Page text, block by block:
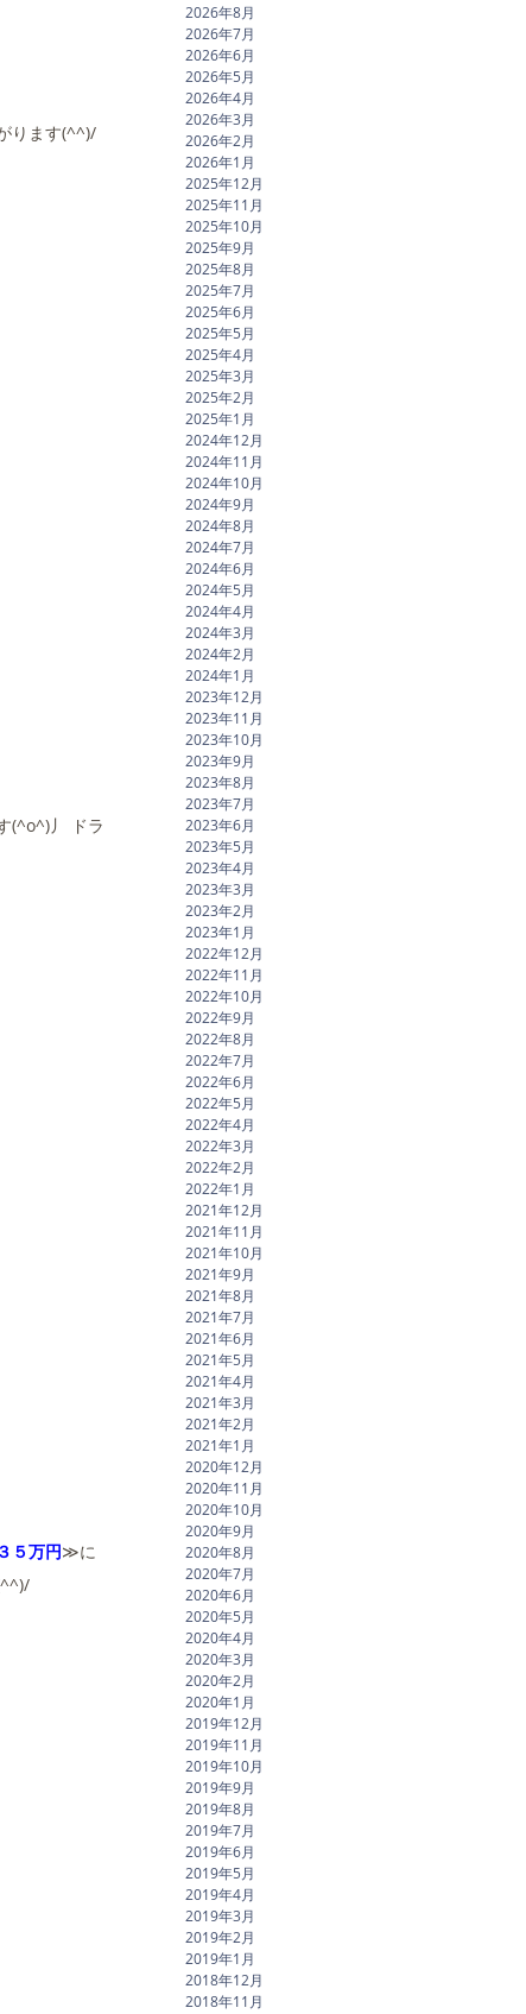
ります(^^)/
(^o^)丿 ドラ
５万円≫に
2026年8月
2026年7月
2026年6月
2026年5月
2026年4月
2026年3月
2026年2月
2026年1月
2025年12月
2025年11月
2025年10月
2025年9月
2025年8月
2025年7月
2025年6月
2025年5月
2025年4月
2025年3月
2025年2月
2025年1月
2024年12月
2024年11月
2024年10月
2024年9月
2024年8月
2024年7月
2024年6月
2024年5月
2024年4月
2024年3月
2024年2月
2024年1月
2023年12月
2023年11月
2023年10月
2023年9月
2023年8月
2023年7月
2023年6月
2023年5月
2023年4月
2023年3月
2023年2月
2023年1月
2022年12月
2022年11月
2022年10月
2022年9月
2022年8月
2022年7月
2022年6月
2022年5月
2022年4月
2022年3月
2022年2月
2022年1月
2021年12月
2021年11月
2021年10月
2021年9月
2021年8月
2021年7月
2021年6月
2021年5月
2021年4月
2021年3月
2021年2月
2021年1月
2020年12月
2020年11月
2020年10月
2020年9月
2020年8月
2020年7月
2020年6月
2020年5月
2020年4月
2020年3月
2020年2月
2020年1月
2019年12月
2019年11月
2019年10月
2019年9月
2019年8月
2019年7月
2019年6月
2019年5月
2019年4月
2019年3月
2019年2月
2019年1月
2018年12月
2018年11月